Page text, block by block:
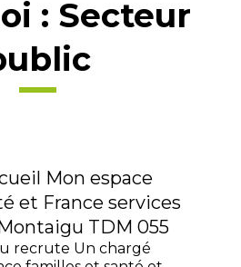
: Secteur
Mon espace
et France services
TDM 055
recrute Un chargé